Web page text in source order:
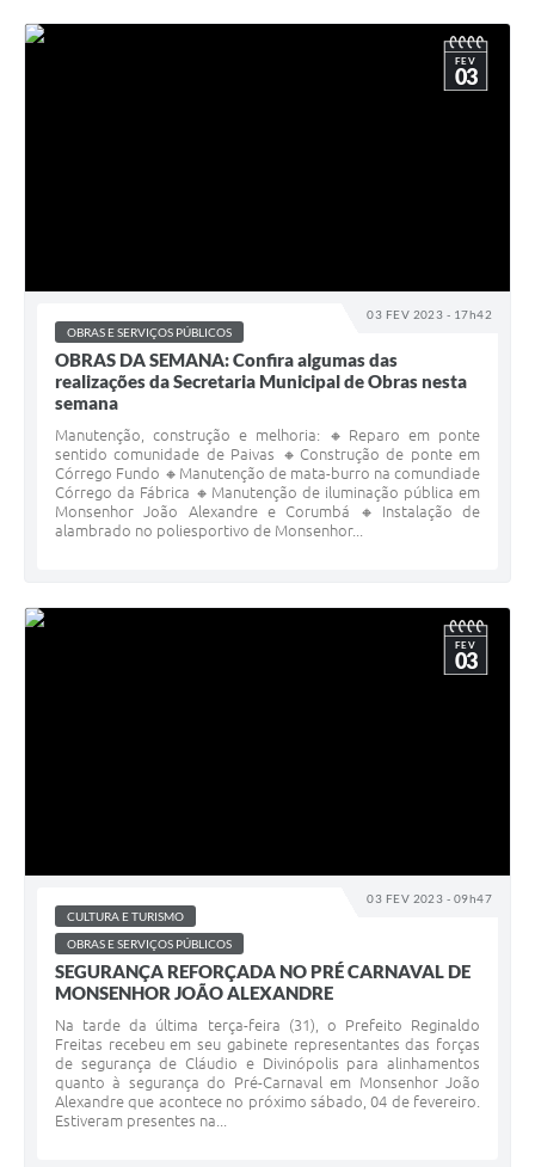
03 FEV 2023 - 17h42
FEV
03
OBRAS E SERVIÇOS PÚBLICOS
OBRAS DA SEMANA: Confira algumas das
realizações da Secretaria Municipal de Obras nesta
semana
Manutenção, construção e melhoria: 🔸Reparo em ponte
sentido comunidade de Paivas 🔸Construção de ponte em
Córrego Fundo 🔸Manutenção de mata-burro na comundiade
Córrego da Fábrica 🔸Manutenção de iluminação pública em
Monsenhor João Alexandre e Corumbá 🔸Instalação de
alambrado no poliesportivo de Monsenhor...
03 FEV 2023 - 09h47
FEV
03
CULTURA E TURISMO
OBRAS E SERVIÇOS PÚBLICOS
SEGURANÇA REFORÇADA NO PRÉ CARNAVAL DE
MONSENHOR JOÃO ALEXANDRE
Na tarde da última terça-feira (31), o Prefeito Reginaldo
Freitas recebeu em seu gabinete representantes das forças
de segurança de Cláudio e Divinópolis para alinhamentos
quanto à segurança do Pré-Carnaval em Monsenhor João
Alexandre que acontece no próximo sábado, 04 de fevereiro.
Estiveram presentes na...